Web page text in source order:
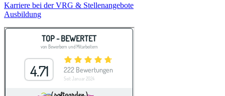
Karriere bei der VRG & Stellenangebote
Ausbildung